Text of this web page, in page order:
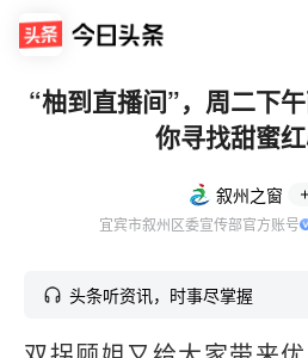
“柚到直播间”，周二下
你寻找甜蜜红
叙州之窗
宜宾市叙州区委宣传部官方账号
头条听资讯，时事尽掌握